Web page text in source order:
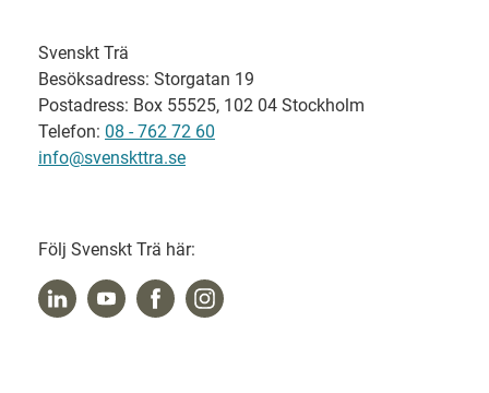
Svenskt Trä
Besöksadress: Storgatan 19
Postadress: Box 55525, 102 04 Stockholm
Telefon: 08 - 762 72 60
info@svenskttra.se
Följ Svenskt Trä här: